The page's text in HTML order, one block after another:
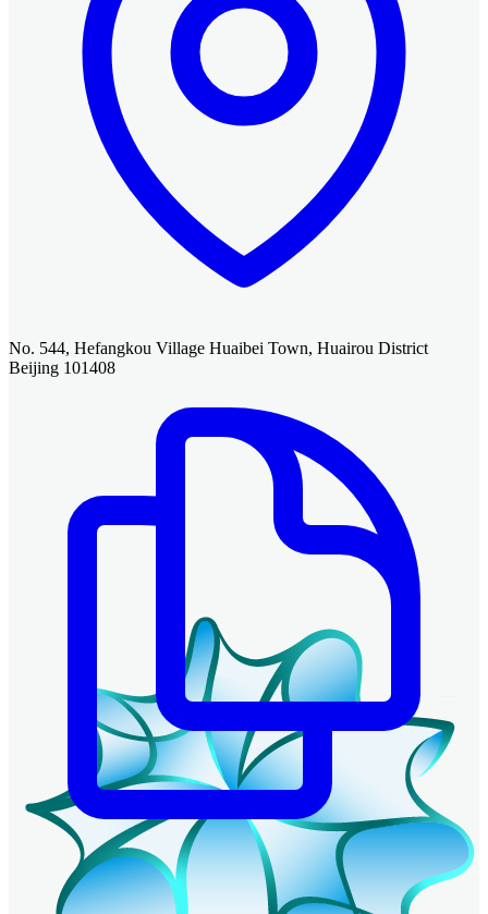
No. 544, Hefangkou Village Huaibei Town, Huairou District
Beijing 101408